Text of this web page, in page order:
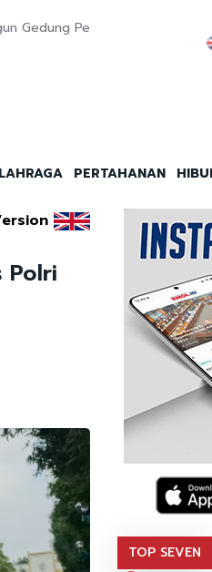
Gedung Permanen
PERTAHANAN
Polri
TOP SEVEN